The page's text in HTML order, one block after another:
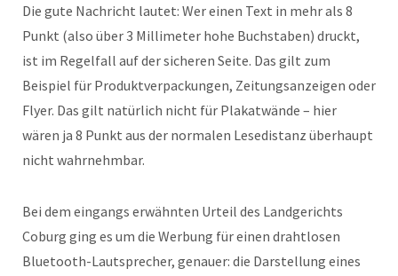
Die gute Nachricht lautet: Wer einen Text in mehr als 8
Punkt (also über 3 Millimeter hohe Buchstaben) druckt,
ist im Regelfall auf der sicheren Seite. Das gilt zum
Beispiel für Produktverpackungen, Zeitungsanzeigen oder
Flyer. Das gilt natürlich nicht für Plakatwände – hier
wären ja 8 Punkt aus der normalen Lesedistanz überhaupt
nicht wahrnehmbar.
Bei dem eingangs erwähnten Urteil des Landgerichts
Coburg ging es um die Werbung für einen drahtlosen
Bluetooth-Lautsprecher, genauer: die Darstellung eines